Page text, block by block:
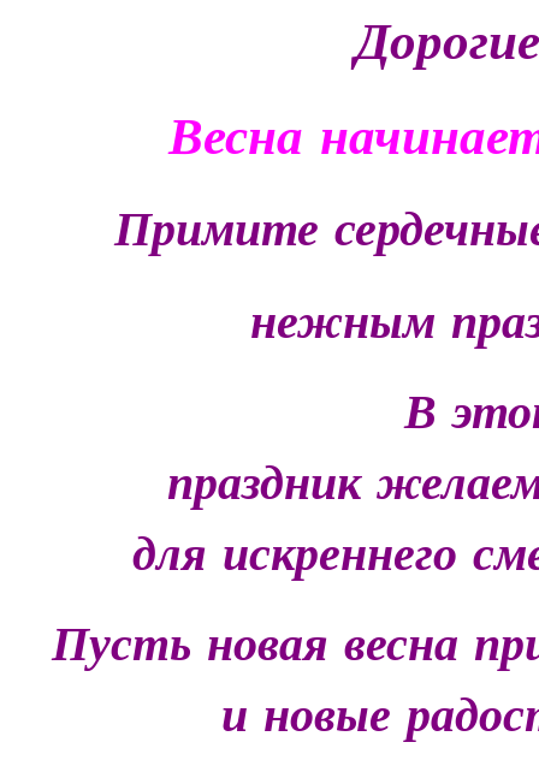
Дорогие
Весна
Примите
нежным
В
праздник
для искреннего
Пусть новая весна
и новые